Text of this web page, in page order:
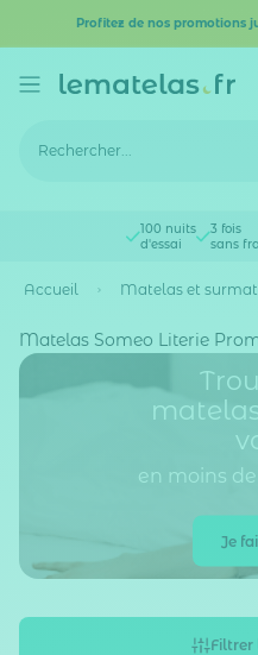
Profitez de nos promotions
100 nuits
d'essai
3 fois
sans
Accueil Matelas et
Matelas Someo Literie
en moins
Je
Filtrer